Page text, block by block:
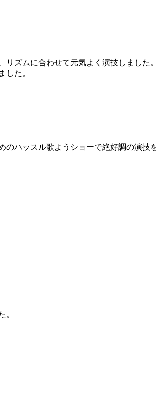
ムに合わせて元気よく演技しました。
した。
ハッスル歌ようショーで絶好調の演技
。